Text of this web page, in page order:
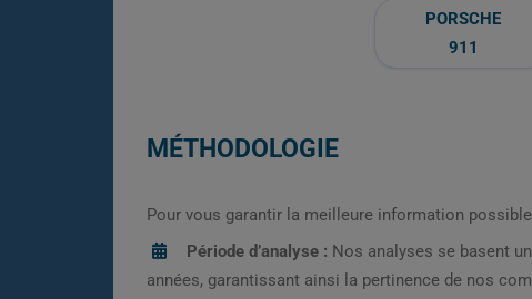
PORSCHE
911
MÉTHODOLOGIE
Pour vous garantir la meilleure information
Période d’analyse : Nos analyses se basent
années, garantissant ainsi la pertinence de nos